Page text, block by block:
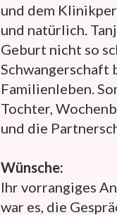
und dem
und natürlich.
Geburt nicht so
Schwangerschaft
Familienleben.
Tochter,
und die
Wünsche:
Ihr vorrangiges
war es, die